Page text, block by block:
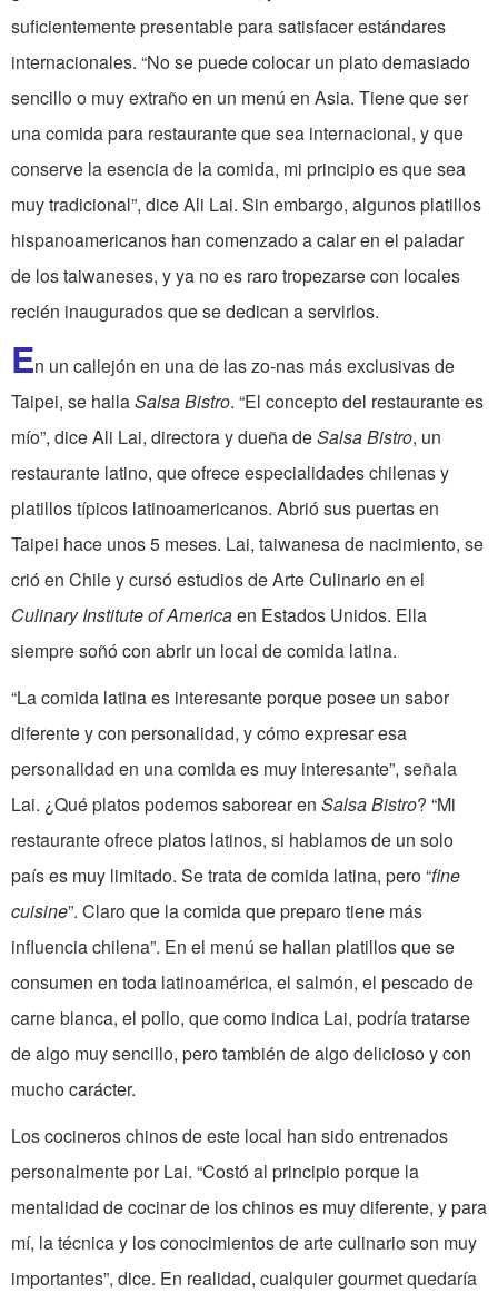
suficientemente presentable para satisfacer estándares
internacionales. “No se puede colocar un plato demasiado
sencillo o muy extraño en un menú en Asia. Tiene que ser
una comida para restaurante que sea internacional, y que
conserve la esencia de la comida, mi principio es que sea
muy tradicional”, dice Ali Lai. Sin embargo, algunos platillos
hispanoamericanos han comenzado a calar en el paladar
de los taiwaneses, y ya no es raro tropezarse con locales
recién inaugurados que se dedican a servirlos.
En un callejón en una de las zo-nas más exclusivas de
Taipei, se hallaSalsa Bistro. “El concepto del restaurante es
mío”, dice Ali Lai, directora y dueña deSalsa Bistro, un
restaurante latino, que ofrece especialidades chilenas y
platillos típicos latinoamericanos. Abrió sus puertas en
Taipei hace unos 5 meses. Lai, taiwanesa de nacimiento, se
crió en Chile y cursó estudios de Arte Culinario en el
Culinary Institute of Americaen Estados Unidos. Ella
siempre soñó con abrir un local de comida latina.
“La comida latina es interesante porque posee un sabor
diferente y con personalidad, y cómo expresar esa
personalidad en una comida es muy interesante”, señala
Lai. ¿Qué platos podemos saborear en Salsa Bistro? “Mi
restaurante ofrece platos latinos, si hablamos de un solo
país es muy limitado. Se trata de comida latina, pero “fine
cuisine”. Claro que la comida que preparo tiene más
influencia chilena”. En el menú se hallan platillos que se
consumen en toda latinoamérica, el salmón, el pescado de
carne blanca, el pollo, que como indica Lai, podría tratarse
de algo muy sencillo, pero también de algo delicioso y con
mucho carácter.
Los cocineros chinos de este local han sido entrenados
personalmente por Lai. “Costó al principio porque la
mentalidad de cocinar de los chinos es muy diferente, y para
mí, la técnica y los conocimientos de arte culinario son muy
importantes”, dice. En realidad, cualquier gourmet quedaría